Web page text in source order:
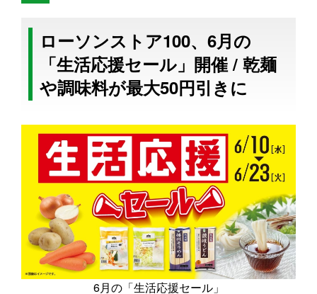
ローソンストア100、6月の
「生活応援セール」開催 / 乾麺
や調味料が最大50円引きに
6月の「生活応援セール」